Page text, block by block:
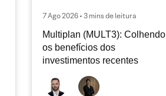
7 Ago 2026 • 3 mins de leitura
Multiplan (MULT3): Colhendo
os benefícios dos
investimentos recentes